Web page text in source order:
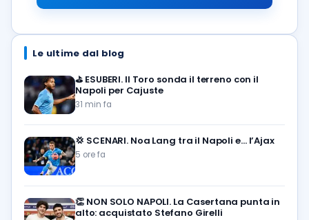
Le ultime dal blog
⛳ ESUBERI. Il Toro sonda il terreno con il
Napoli per Cajuste
31 min fa
💢 SCENARI. Noa Lang tra il Napoli e… l’Ajax
5 ore fa
👏 NON SOLO NAPOLI. La Casertana punta in
alto: acquistato Stefano Girelli